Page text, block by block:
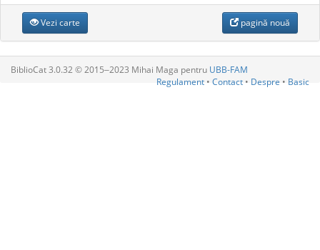
Vezi carte pagină nouă
BiblioCat 3.0.32 © 2015‒2023 Mihai Maga pentru UBB-FAM
Regulament • Contact • Despre • Basic